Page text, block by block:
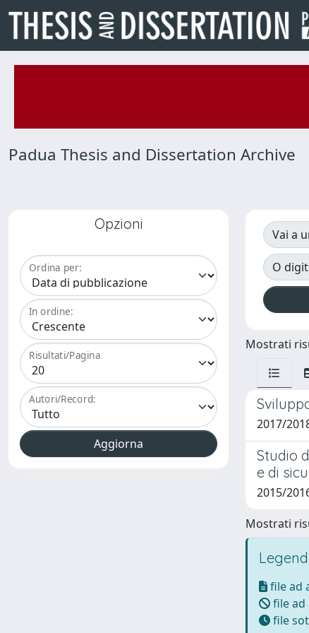
Padua Thesis and Dissertation Archive
Opzioni
Ordina per:
In ordine:
Risultati/Pagina
Autori/Record:
Vai a
O
Mostrati
2017/
Studio
e di
2015/
Mostrati
file ad
file ad
file